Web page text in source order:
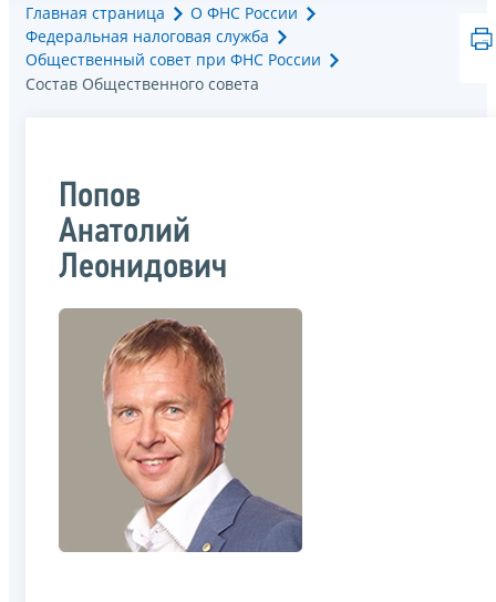
Главная страница
О ФНС России
Федеральная налоговая служба
Общественный совет при ФНС России
Состав Общественного совета
Попов
Анатолий
Леонидович